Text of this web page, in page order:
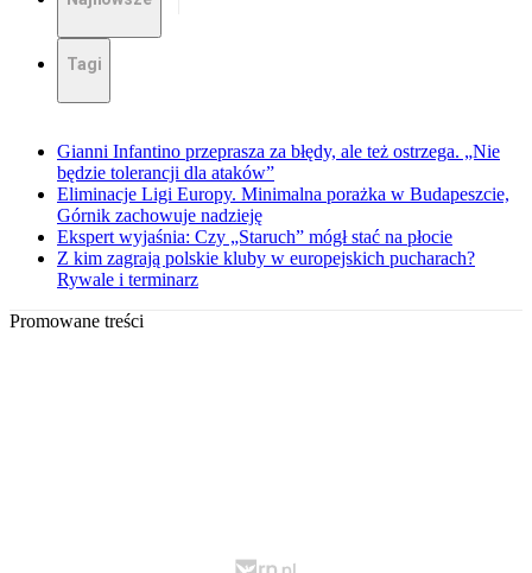
Tagi
Gianni Infantino przeprasza za błędy, ale też ostrzega. „Nie
będzie tolerancji dla ataków”
Eliminacje Ligi Europy. Minimalna porażka w Budapeszcie,
Górnik zachowuje nadzieję
Ekspert wyjaśnia: Czy „Staruch” mógł stać na płocie
Z kim zagrają polskie kluby w europejskich pucharach?
Rywale i terminarz
Promowane treści